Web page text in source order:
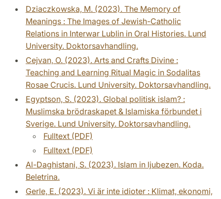
Dziaczkowska, M. (2023). The Memory of
Meanings : The Images of Jewish-Catholic
Relations in Interwar Lublin in Oral Histories. Lund
University. Doktorsavhandling.
Cejvan, O. (2023). Arts and Crafts Divine :
Teaching and Learning Ritual Magic in Sodalitas
Rosae Crucis. Lund University. Doktorsavhandling.
Egyptson, S. (2023). Global politisk islam? :
Muslimska brödraskapet & Islamiska förbundet i
Sverige. Lund University. Doktorsavhandling.
Fulltext (PDF)
Fulltext (PDF)
Al-Daghistani, S. (2023). Islam in ljubezen. Koda.
Beletrina.
Gerle, E. (2023). Vi är inte idioter : Klimat, ekonomi,